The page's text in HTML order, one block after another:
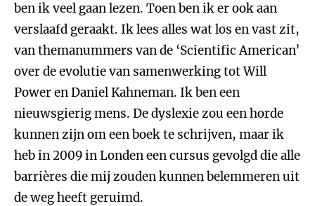
ben ik veel gaan lezen. Toen ben ik er ook aan
verslaafd geraakt. Ik lees alles wat los en vast zit,
van themanummers van de ‘Scientific American’
over de evolutie van samenwerking tot Will
Power en Daniel Kahneman. Ik ben een
nieuwsgierig mens. De dyslexie zou een horde
kunnen zijn om een boek te schrijven, maar ik
heb in 2009 in Londen een cursus gevolgd die alle
barrières die mij zouden kunnen belemmeren uit
de weg heeft geruimd.